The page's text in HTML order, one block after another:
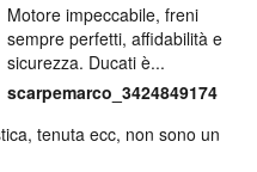
Motore impeccabile, freni
sempre perfetti, affidabilità e
sicurezza. Ducati è...
scarpemarco_3424849174
tenuta ecc, non sono un